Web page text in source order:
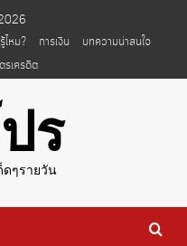
รู้ไหม? การเงิน
บทความน่าสนใจ
รเครดิต
ร
ดๆรายวัน